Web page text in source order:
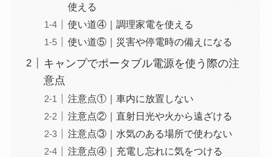
使える
使い道④｜調理家電を使える
使い道⑤｜災害や停電時の備えになる
キャンプでポータブル電源を使う際の注
意点
注意点①｜車内に放置しない
注意点②｜直射日光や火から遠ざける
注意点③｜水気のある場所で使わない
注意点④｜充電し忘れに気をつける